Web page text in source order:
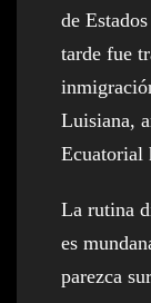
de
tarde fue
Luisiana,
Ecuatorial
La rutina
es
parezca